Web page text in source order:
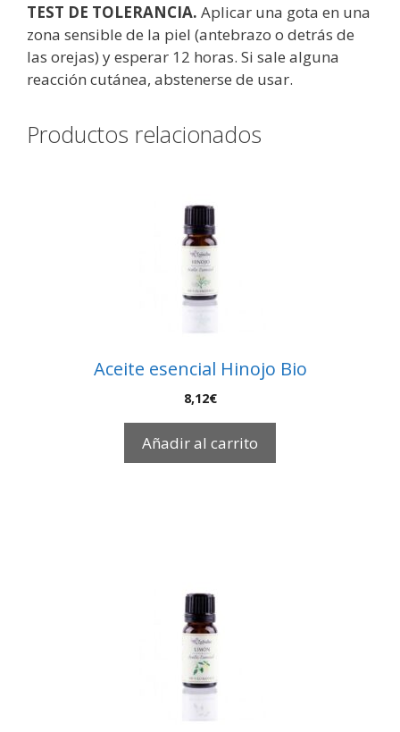
TEST DE TOLERANCIA. Aplicar una gota en una
zona sensible de la piel (antebrazo o detrás de
las orejas) y esperar 12 horas. Si sale alguna
reacción cutánea, abstenerse de usar.
Productos relacionados
Aceite esencial Hinojo Bio
8,12€
Añadir al carrito